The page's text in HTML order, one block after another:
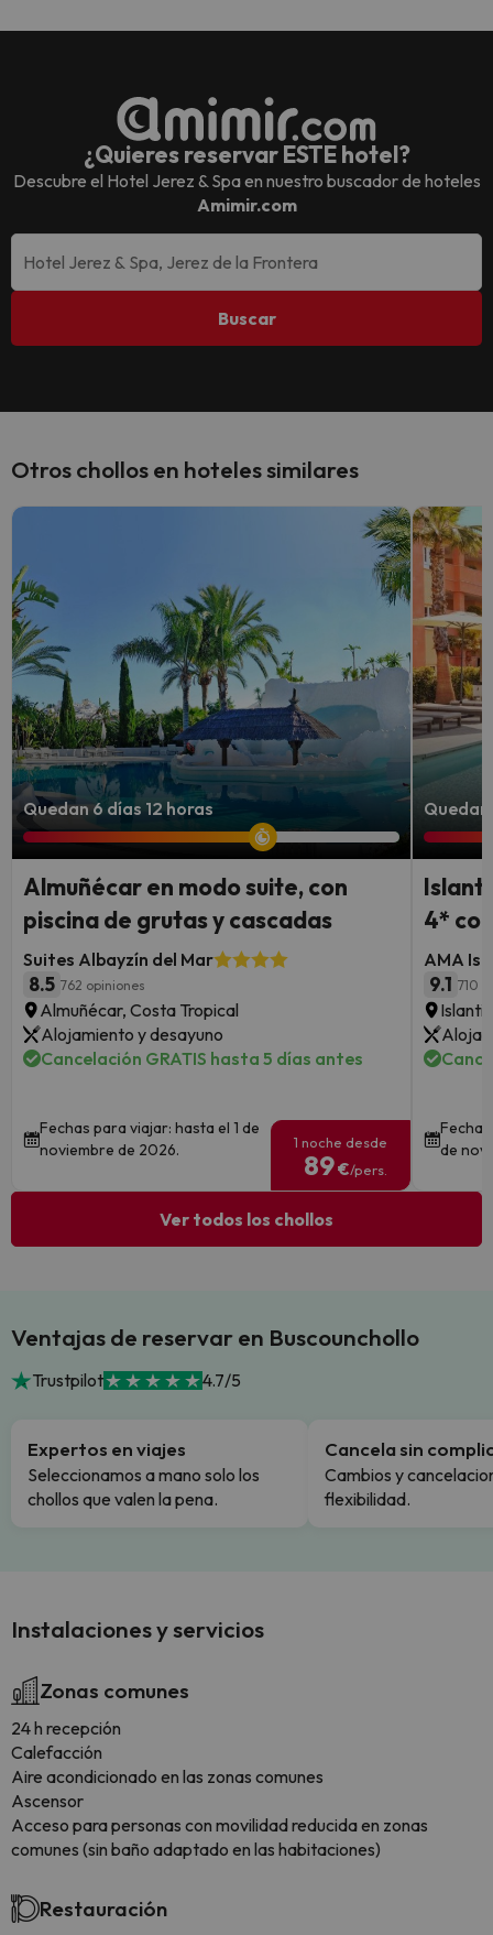
¿Quieres reservar ESTE hotel?
Descubre el Hotel Jerez & Spaen nuestro buscador de hoteles
Amimir.com
Buscar
Otros chollos en hoteles similares
Quedan 6 días 12 horas
Almuñécar en modo suite, con
piscina de grutas y cascadas
Suites Albayzín del Mar
8.5 762 opiniones
Almuñécar, Costa Tropical
Alojamiento y desayuno
Cancelación GRATIS hasta 5 días antes
Fechas para viajar: hasta el 1 de
noviembre de 2026.
1 noche desde
89€/pers.
Quedan
4*
AMA
9.1 710
de
Ver todos los chollos
Ventajas de reservar en Buscounchollo
Trustpilot 4.7/5
Expertos en viajes
Seleccionamos a mano solo los
chollos que valen la pena.
Cancela sin
Cambios y
flexibilidad.
Instalaciones y servicios
Zonas comunes
24 h recepción
Calefacción
Aire acondicionado en las zonas comunes
Ascensor
Acceso para personas con movilidad reducida en zonas
comunes (sin baño adaptado en las habitaciones)
Restauración